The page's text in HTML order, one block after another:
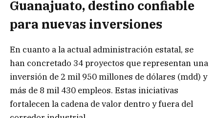
Guanajuato, destino confiable
para nuevas inversiones
En cuanto a la actual administración estatal, se
han concretado 34 proyectos que representan una
inversión de 2 mil 950 millones de dólares (mdd) y
más de 8 mil 430 empleos. Estas iniciativas
fortalecen la cadena de valor dentro y fuera del